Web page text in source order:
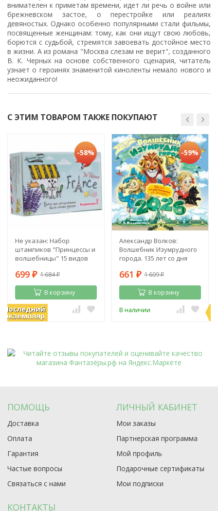
внимателен к приметам времени, идет ли речь о войне или
брежневском застое, о перестройке или реалиях
девяностых. Однако особенно популярными стали фильмы,
посвященные женщинам: тому, как они ищут свою любовь,
борются с судьбой, стремятся завоевать достойное место
в жизни. А из романа "Москва слезам не верит", созданного
В. К. Черных на основе собственного сценария, читатель
узнает о героинях знаменитой киноленты немало нового и
неожиданного!
С ЭТИМ ТОВАРОМ ТАКЖЕ ПОКУПАЮТ
Последний
экземпляр
-58%
Не указан: Набор
штампиков "Принцессы и
волшебницы" 15 видов
699 ₽ 1 684₽
В корзину
В наличии
-59%
Александр Волков:
Волшебник Изумрудного
города. 135 лет со дня
661 ₽ 1 609₽
В корзину
В наличии
ПОМОЩЬ
Доставка
Оплата
Гарантия
Частые вопросы
Связаться с нами
ЛИЧНЫЙ КАБИНЕТ
Мои заказы
Партнерская программа
Мой профиль
Подарочные сертификаты
Мои подписки
КОНТАКТЫ